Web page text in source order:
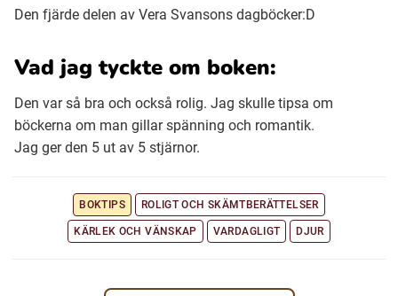
Den fjärde delen av Vera Svansons dagböcker:D
Vad jag tyckte om boken:
Den var så bra och också rolig. Jag skulle tipsa om
böckerna om man gillar spänning och romantik.
Jag ger den 5 ut av 5 stjärnor.
BOKTIPS ROLIGT OCH SKÄMTBERÄTTELSER
KÄRLEK OCH VÄNSKAP VARDAGLIGT DJUR